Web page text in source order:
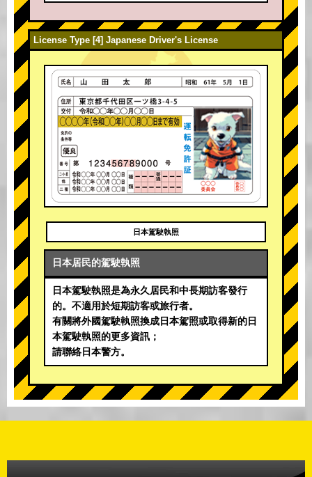
License Type [4] Japanese Driver's License
日本駕駛執照
日本居民的駕駛執照
日本駕駛執照是為永久居民和中長期訪客發行
的。不適用於短期訪客或旅行者。
有關將外國駕駛執照換成日本駕照或取得新的日
本駕駛執照的更多資訊；
請聯絡日本警方。